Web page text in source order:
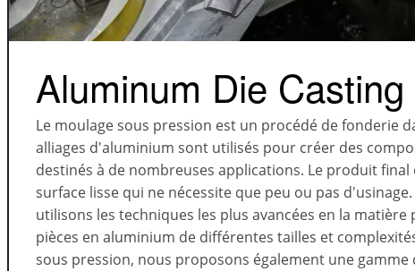
Aluminum Die Casting
Le moulage sous pression est un procédé de fonderie
alliages d'aluminium sont utilisés pour créer des
destinés à de nombreuses applications. Le produit
surface lisse qui ne nécessite que peu ou pas d'usinage.
utilisons les techniques les plus avancées en la
pièces en aluminium de différentes tailles et
sous pression, nous proposons également une gamme